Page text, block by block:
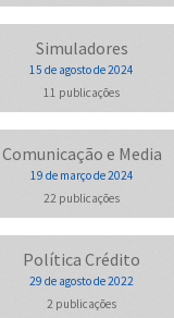
Simuladores
15 de agosto de 2024
11 publicações
Comunicação e Media
19 de março de 2024
22 publicações
Política Crédito
29 de agosto de 2022
2 publicações